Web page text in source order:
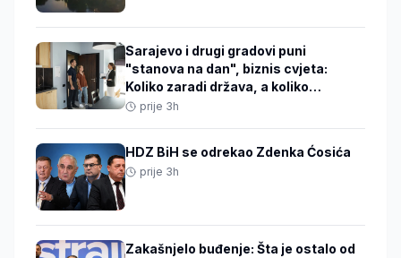
Sarajevo i drugi gradovi puni
"stanova na dan", biznis cvjeta:
Koliko zaradi država, a koliko
vlasnici, ko ih kontroliše
prije 3h
HDZ BiH se odrekao Zdenka Ćosića
prije 3h
Zakašnjelo buđenje: Šta je ostalo od